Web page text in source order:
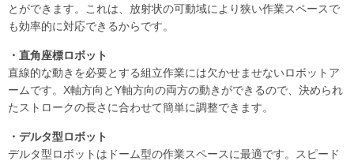
とができます。これは、放射状の可動域により狭い作業スペースで
も効率的に対応できるからです。
・直角座標ロボット
直線的な動きを必要とする組立作業には欠かせませないロボットア
ームです。X軸方向とY軸方向の両方の動きができるので、決められ
たストロークの長さに合わせて簡単に調整できます。
・デルタ型ロボット
デルタ型ロボットはドーム型の作業スペースに最適です。スピード